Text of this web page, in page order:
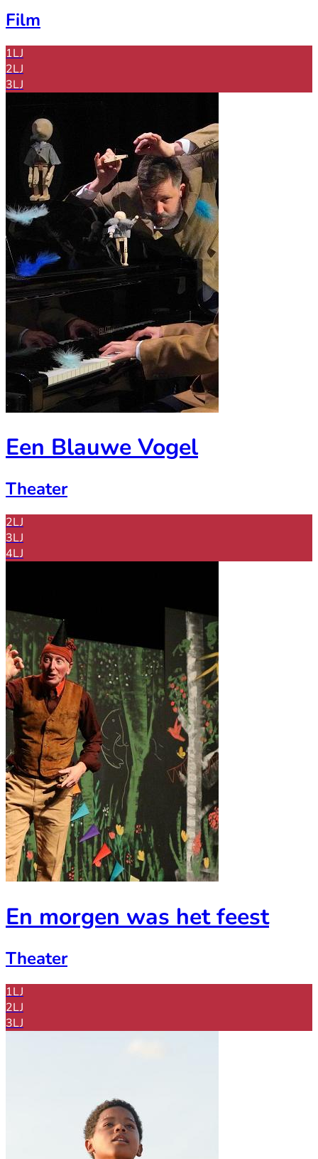
Film
1LJ
2LJ
3LJ
Een Blauwe Vogel
Theater
2LJ
3LJ
4LJ
En morgen was het feest
Theater
1LJ
2LJ
3LJ